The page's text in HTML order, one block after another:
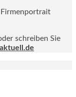
schreiben Sie